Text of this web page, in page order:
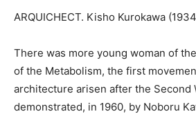
ARQUICHECT. Kisho Kurokawa
There was more young woman of
of the Metabolism, the first
architecture arisen after the Second
demonstrated, in 1960, by Noboru